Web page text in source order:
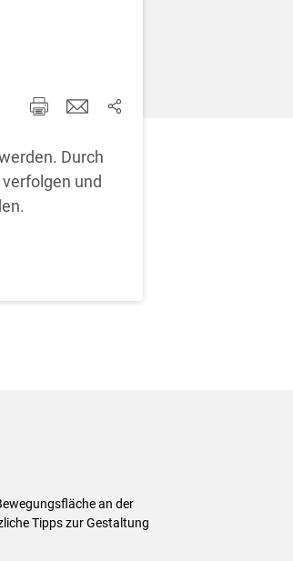
Durch
und
an der
Tipps zur Gestaltung